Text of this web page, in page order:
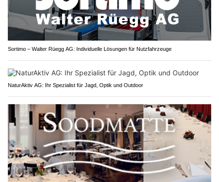
Sortimo – Walter Rüegg AG: Individuelle Lösungen für Nutzfahrzeuge
NaturAktiv AG: Ihr Spezialist für Jagd, Optik und Outdoor